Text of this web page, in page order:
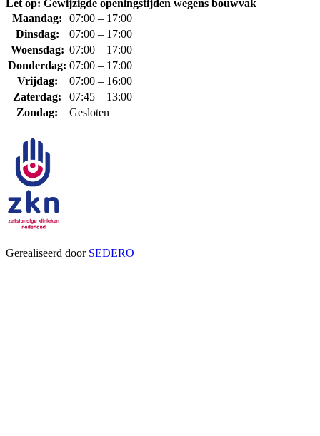
Let op: Gewijzigde openingstijden wegens bouwvak
Maandag:
07:00 – 17:00
Dinsdag:
07:00 – 17:00
Woensdag: 07:00 – 17:00
Donderdag: 07:00 – 17:00
Vrijdag:
07:00 – 16:00
Zaterdag:
07:45 – 13:00
Zondag:
Gesloten
Gerealiseerd door SEDERO